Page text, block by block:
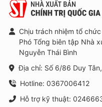
Chịu trách nhiệm tổ
Phó Tổng biên tập Nhà
Nguyễn Thái Bình
Địa chỉ: Số 6/86 Duy
Hotline: 0367006412
Hỗ trợ kỹ thuật: